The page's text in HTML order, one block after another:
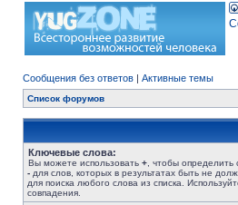
Сообщения без ответов | Активные темы
Список форумов
Ключевые слова:
Вы можете использовать + , чтобы
- для слов, которых в результатах быть не
для поиска любого слова из списка.
совпадения.